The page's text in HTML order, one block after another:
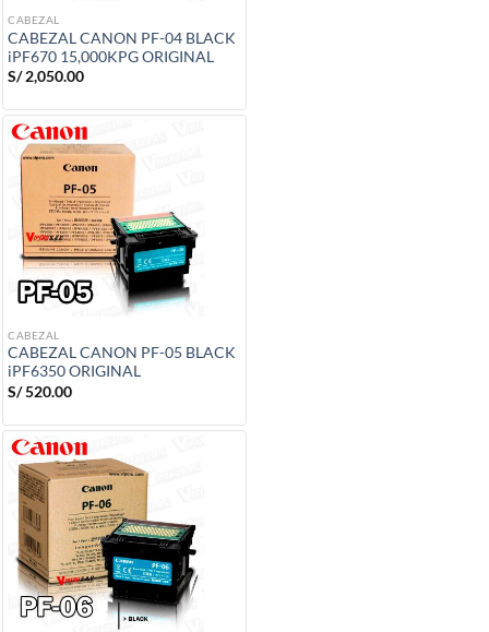
CABEZAL
CABEZAL CANON PF-04 BLACK
iPF670 15,000KPG ORIGINAL
S/2,050.00
CABEZAL
CABEZAL CANON PF-05 BLACK
iPF6350 ORIGINAL
S/520.00